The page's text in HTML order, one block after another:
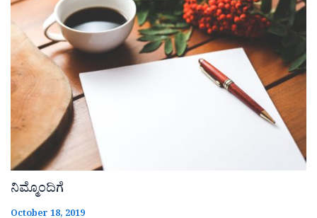
ನಿಮ್ಮೊಂದಿಗೆ
October 18, 2019